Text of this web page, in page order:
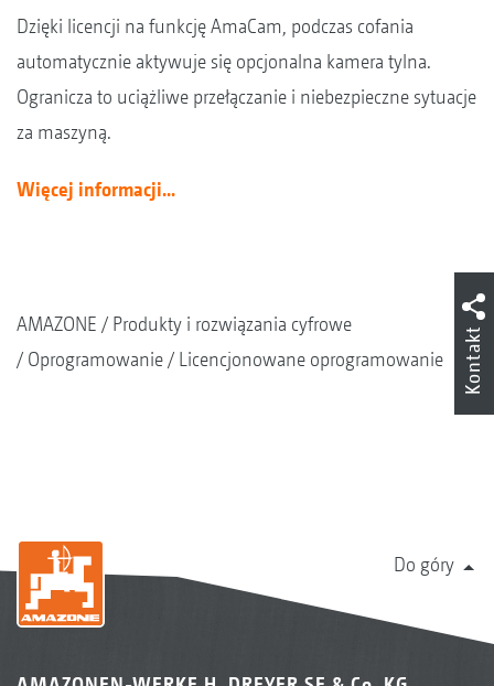
Dzięki licencji na funkcję AmaCam, podczas cofania
automatycznie aktywuje się opcjonalna kamera tylna.
Ogranicza to uciążliwe przełączanie i niebezpieczne sytuacje
za maszyną.
Więcej informacji...
AMAZONE
Produkty i rozwiązania cyfrowe
Oprogramowanie
Licencjonowane oprogramowanie
Do góry
Kontakt